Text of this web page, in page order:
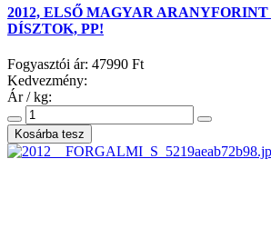
2012, ELSŐ MAGYAR
DÍSZTOK, PP!
Fogyasztói ár: 47990 Ft
Kedvezmény:
Ár / kg: